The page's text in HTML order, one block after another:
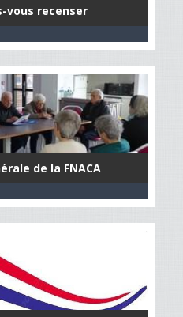
vous recenser
de la FNACA